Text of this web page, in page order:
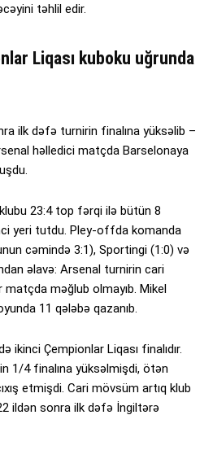
təhlil edir.
Liqası kuboku uğrunda
ilk dəfə turnirin finalına yüksəlib –
həlledici matçda Barselonaya
23:4 top fərqi ilə bütün 8
yeri tutdu. Pley-offda komanda
cəmində 3:1), Sportingi (1:0) və
əlavə: Arsenal turnirin cari
məğlub olmayıb. Mikel
11 qələbə qazanıb.
ikinci Çempionlar Liqası finalıdır.
1/4 finalına yüksəlmişdi, ötən
etmişdi. Cari mövsüm artıq klub
ildən sonra ilk dəfə İngiltərə